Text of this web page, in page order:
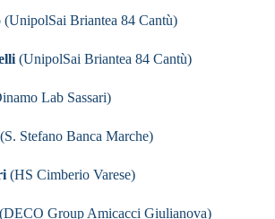
(UnipolSai Briantea 84 Cantù)
(UnipolSai Briantea 84 Cantù)
Lab Sassari)
(S. Stefano Banca Marche)
(HS Cimberio Varese)
(DECO Group Amicacci Giulianova)